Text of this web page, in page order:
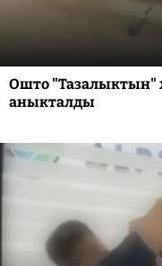
Ошто "Тазалыктын"
аныкталды